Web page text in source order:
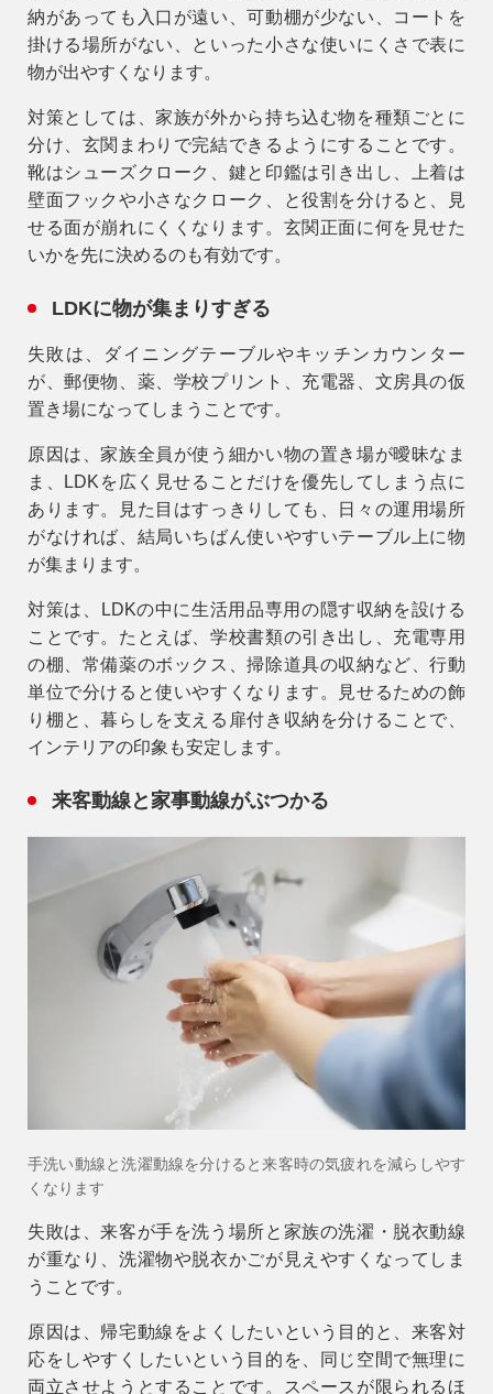
納があっても入口が遠い、可動棚が少ない、コートを
掛ける場所がない、といった小さな使いにくさで表に
物が出やすくなります。
対策としては、家族が外から持ち込む物を種類ごとに
分け、玄関まわりで完結できるようにすることです。
靴はシューズクローク、鍵と印鑑は引き出し、上着は
壁面フックや小さなクローク、と役割を分けると、見
せる面が崩れにくくなります。玄関正面に何を見せた
いかを先に決めるのも有効です。
LDKに物が集まりすぎる
失敗 は、ダイニングテーブルやキッチンカウンター
が、郵便物、薬、学校プリント、充電器、文房具の仮
置き場になってしまうことです。
原因 は、家族全員が使う細かい物の置き場が曖昧なま
ま、LDKを広く見せることだけを優先してしまう点に
あります。見た目はすっきりしても、日々の運用場所
がなければ、結局いちばん使いやすいテーブル上に物
が集まります。
対策は、LDKの中に生活用品専用の隠す収納を設ける
ことです。たとえば、学校書類の引き出し、充電専用
の棚、常備薬のボックス、掃除道具の収納など、行動
単位で分けると使いやすくなります。見せるための飾
り棚と、暮らしを支える扉付き収納を分けることで、
インテリアの印象も安定します。
来客動線と家事動線がぶつかる
手洗い動線と洗濯動線を分けると来客時の気疲れを減らしやす
くなります
失敗は、来客が手を洗う場所と家族の洗濯・脱衣動線
が重なり、洗濯物や脱衣かごが見えやすくなってしま
うことです。
原因 は、帰宅動線をよくしたいという目的と、来客対
応をしやすくしたいという目的を、同じ空間で無理に
両立させようとすることです。スペースが限られるほ